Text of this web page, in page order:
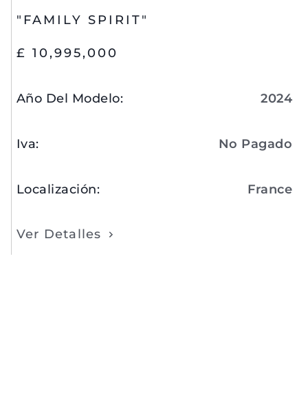
"FAMILY SPIRIT"
£ 10,995,000
Año Del Modelo: 2024
Iva: No Pagado
Localización: France
Ver Detalles